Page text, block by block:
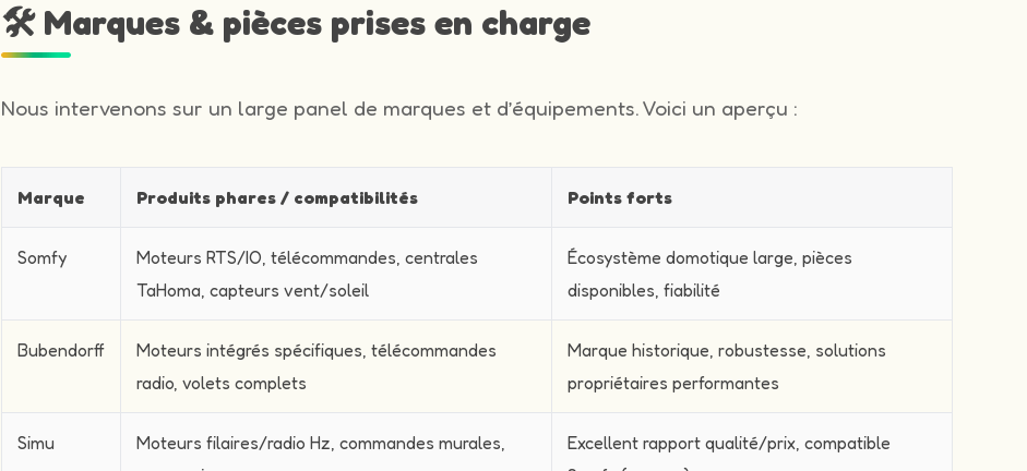
🛠️ Marques & pièces prises en charge
Nous intervenons sur un large panel de marques et d’équipements. Voici un aperçu :
Marque Produits phares / compatibilités Points forts
Somfy
Moteurs RTS/IO, télécommandes, centrales
TaHoma, capteurs vent/soleil
Écosystème domotique large, pièces
disponibles, fiabilité
Bubendorff
Moteurs intégrés spécifiques, télécommandes
radio, volets complets
Marque historique, robustesse, solutions
propriétaires performantes
Simu
Moteurs filaires/radio Hz, commandes murales,
Excellent rapport qualité/prix, compatible